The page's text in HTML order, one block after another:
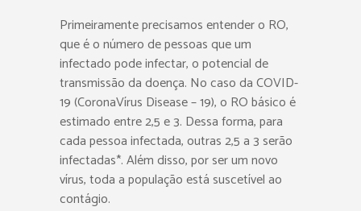
Primeiramente precisamos entender o RO,
que é o número de pessoas que um
infectado pode infectar, o potencial de
transmissão da doença. No caso da COVID-
19 (CoronaVírus Disease – 19), o RO básico é
estimado entre 2,5 e 3. Dessa forma, para
cada pessoa infectada, outras 2,5 a 3 serão
infectadas*. Além disso, por ser um novo
vírus, toda a população está suscetível ao
contágio.